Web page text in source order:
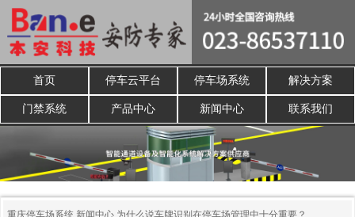
首页 停车云平台 停车场系统 解决方案
门禁系统 产品中心 新闻中心 联系我们
重庆停车场系统 新闻中心 为什么说车牌识别在停车场管理中十分重要？